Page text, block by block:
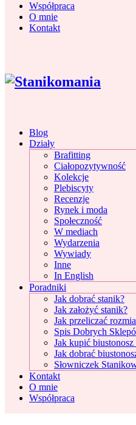
Współpraca
O mnie
Kontakt
Blog
Działy
Brafitting
Ciałopozytywność
Kolekcje
Plebiscyty
Recenzje
Rynek i moda
Społeczność
W mediach
Wydarzenia
Wywiady
Inne
In English
Poradniki
Jak dobrać stanik?
Jak założyć stanik?
Jak przeliczać
Spis Dobrych
Jak kupić
Jak dobrać
Słowniczek
Kontakt
O mnie
Współpraca